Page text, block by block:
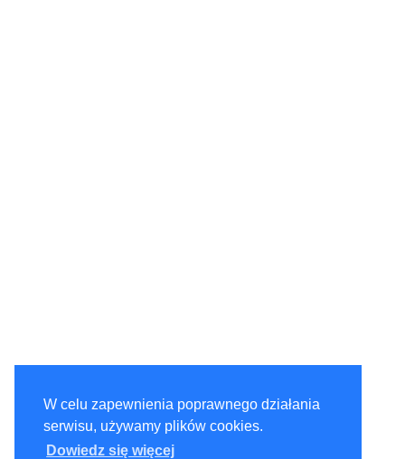
W celu zapewnienia poprawnego działania
serwisu, używamy plików cookies.
Dowiedz się więcej